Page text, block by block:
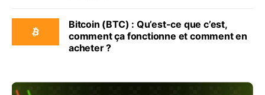
Bitcoin (BTC) : Qu’est-ce que c’est,
comment ça fonctionne et comment en
acheter ?